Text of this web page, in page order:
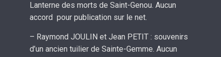
Lanterne des morts de Saint-Genou. Aucun
accord pour publication sur le net.
– Raymond JOULIN et Jean PETIT : souvenirs
d’un ancien tuilier de Sainte-Gemme. Aucun